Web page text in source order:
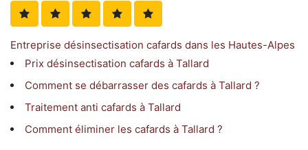
Entreprise désinsectisation cafards dans les Hautes-Alpes
Prix désinsectisation cafards à Tallard
Comment se débarrasser des cafards à Tallard ?
Traitement anti cafards à Tallard
Comment éliminer les cafards à Tallard ?